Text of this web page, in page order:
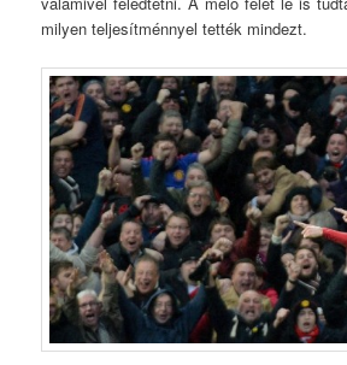
milyen teljesítménnyel tették mindezt.